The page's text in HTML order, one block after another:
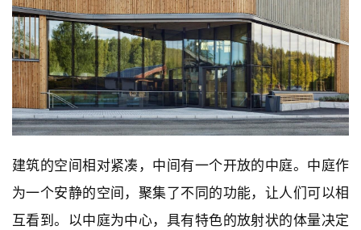
建筑的空间相对紧凑，中间有一个开放的中庭。中庭作
为一个安静的空间，聚集了不同的功能，让人们可以相
互看到。以中庭为中心，具有特色的放射状的体量决定